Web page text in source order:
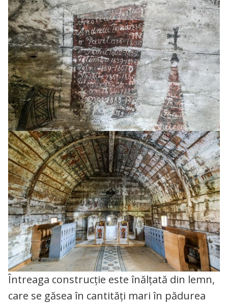
Întreaga construcție este înălțată din lemn,
care se găsea în cantități mari în pădurea